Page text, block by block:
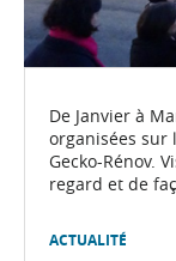
De Janvier à
organisées sur
Gecko-Rénov.
regard et de
ACTUALITÉ